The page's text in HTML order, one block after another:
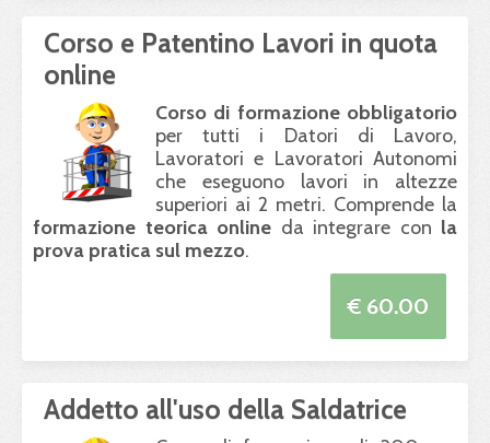
Corso e Patentino Lavori in quota
online
Corso di formazione obbligatorio
per tutti i Datori di Lavoro,
Lavoratori e Lavoratori Autonomi
che eseguono lavori in altezze
superiori ai 2 metri. Comprende la
formazione teorica online da integrare con la
prova pratica sul mezzo.
€ 60.00
Addetto all'uso della Saldatrice